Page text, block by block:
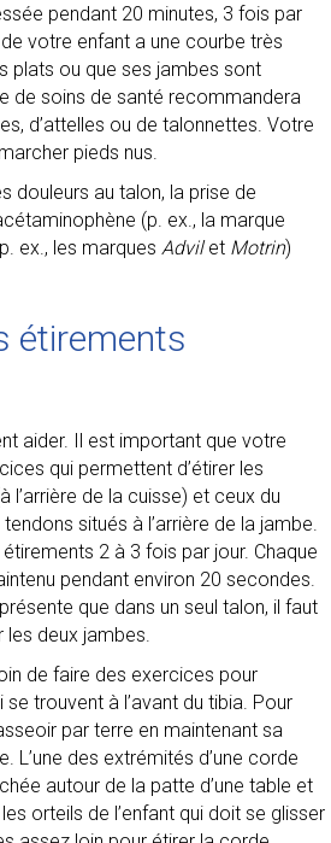
pendant 20 minutes, 3 fois par
votre enfant a une courbe très
plats ou que ses jambes sont
de soins de santé recommandera
d’attelles ou de talonnettes. Votre
pieds nus.
douleurs au talon, la prise de
(p. ex., la marque
ex., les marques Advilet Motrin)
étirements
aider. Il est important que votre
qui permettent d’étirer les
l’arrière de la cuisse) et ceux du
situés à l’arrière de la jambe.
2 à 3 fois par jour. Chaque
pendant environ 20 secondes.
que dans un seul talon, il faut
deux jambes.
de faire des exercices pour
trouvent à l’avant du tibia. Pour
par terre en maintenant sa
L’une des extrémités d’une corde
autour de la patte d’une table et
orteils de l’enfant qui doit se glisser